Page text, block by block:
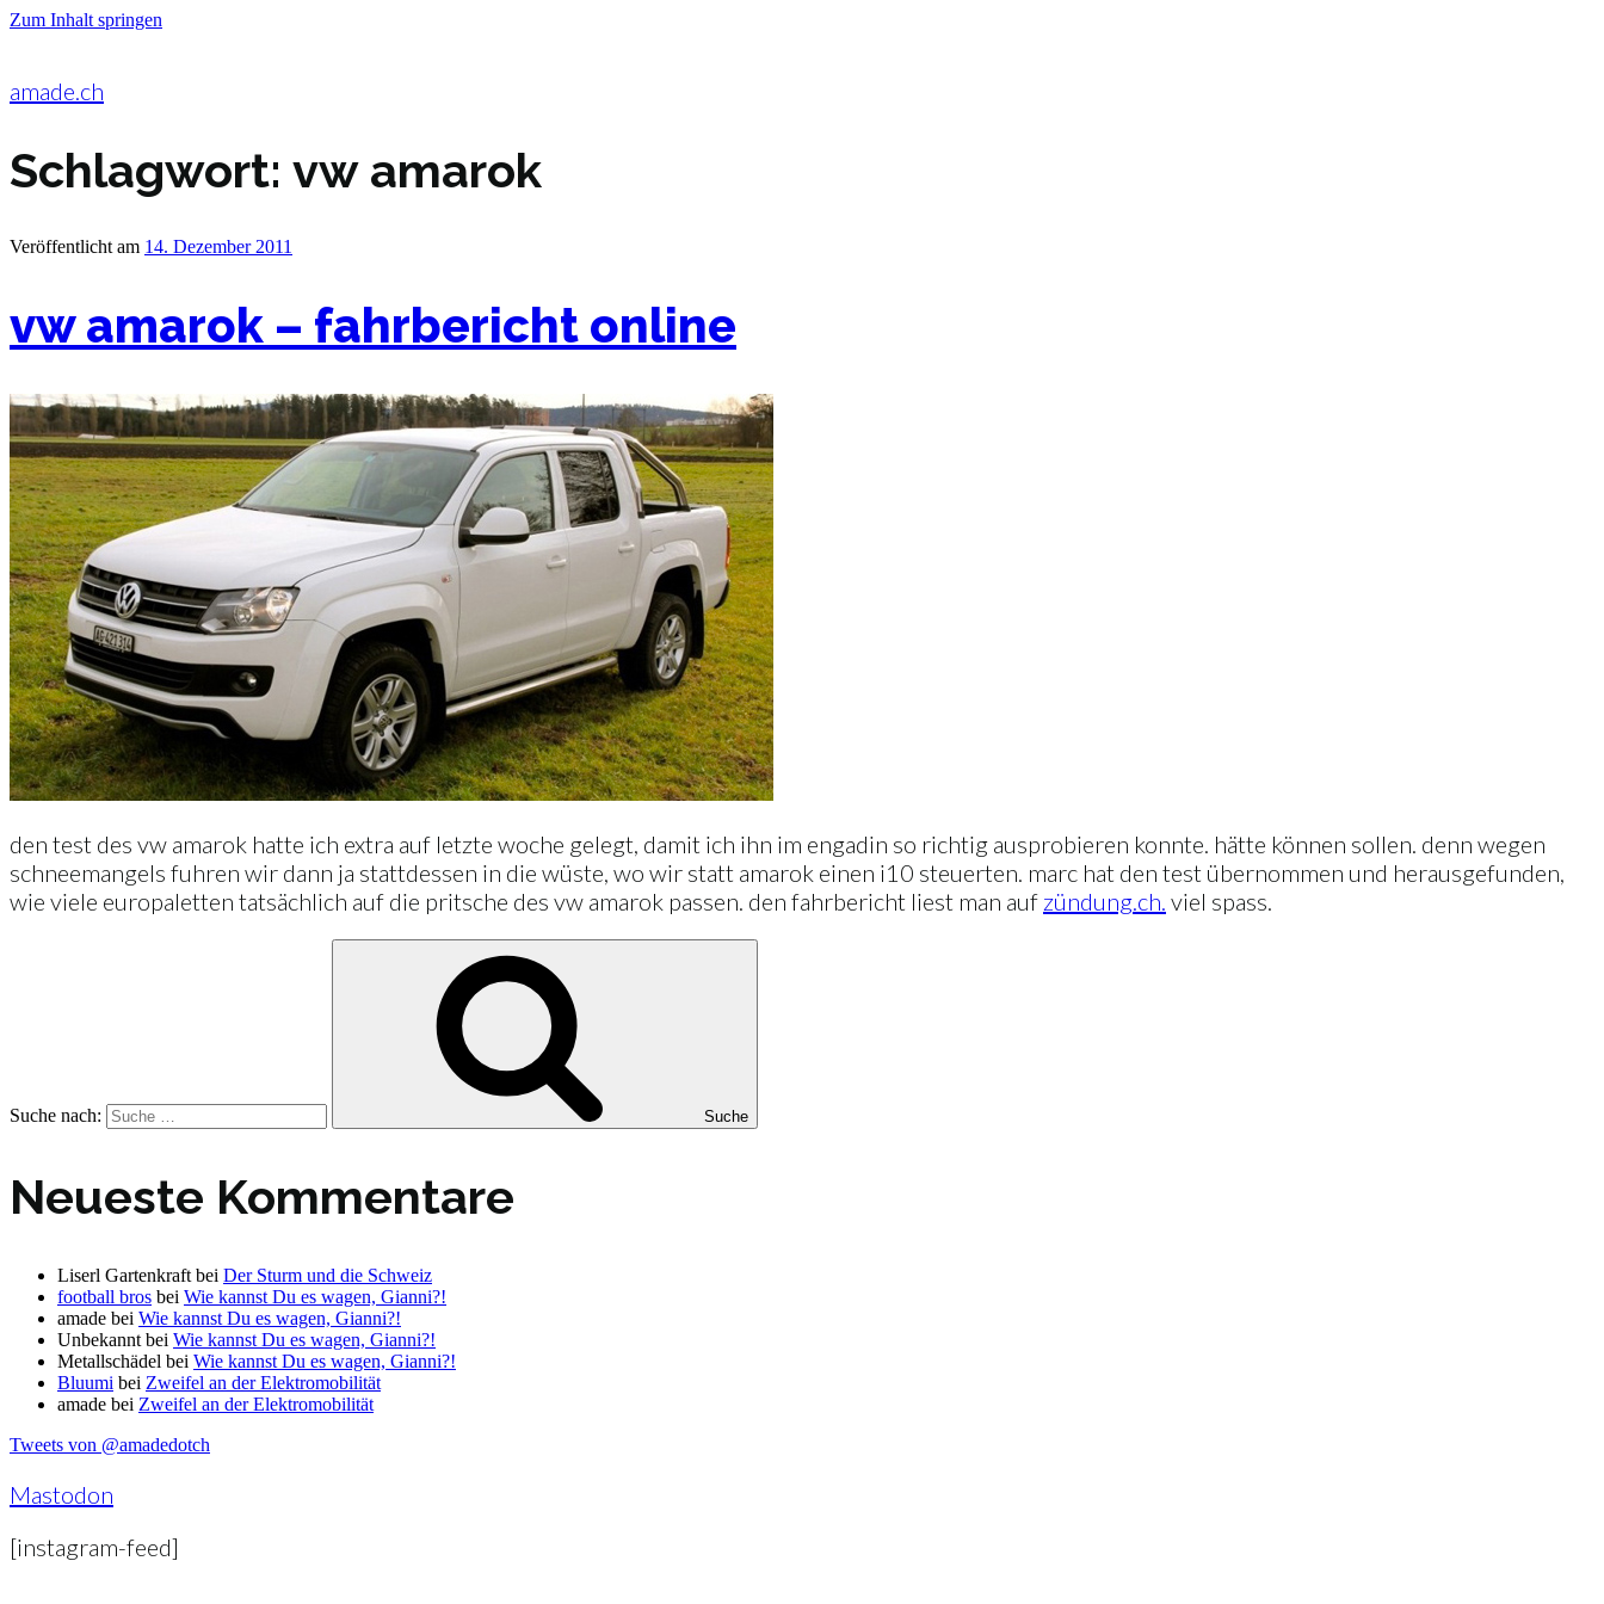
Zum Inhalt springen
amade.ch
Schlagwort: vw amarok
Veröffentlicht am 14. Dezember 2011
vw amarok – fahrbericht online
den test des vw amarok hatte ich extra auf letzte woche gelegt, damit ich ihn im engadin so richtig ausprobieren konnte. hätte können sollen. denn wegen
schneemangels fuhren wir dann ja stattdessen in die wüste, wo wir statt amarok einen i10 steuerten. marc hat den test übernommen und herausgefunden,
wie viele europaletten tatsächlich auf die pritsche des vw amarok passen. den fahrbericht liest man auf zündung.ch. viel spass.
Suche nach: Suche
Neueste Kommentare
Liserl Gartenkraft bei Der Sturm und die Schweiz
football bros bei Wie kannst Du es wagen, Gianni?!
amade bei Wie kannst Du es wagen, Gianni?!
Unbekannt bei Wie kannst Du es wagen, Gianni?!
Metallschädel bei Wie kannst Du es wagen, Gianni?!
Bluumi bei Zweifel an der Elektromobilität
amade bei Zweifel an der Elektromobilität
Tweets von @amadedotch
Mastodon
[instagram-feed]